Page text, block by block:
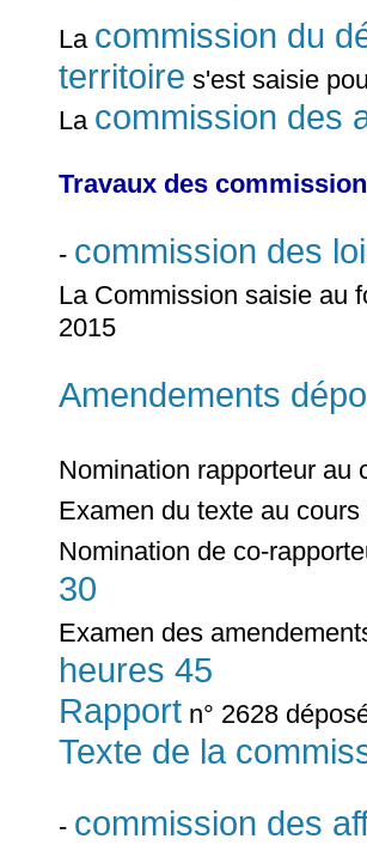
La commission du
territoire s'est saisie
La commission des
Travaux des
- commission des
La Commission saisie au
2015
Amendements
Nomination rapporteur
Examen du texte au
Nomination de co-
30
Examen des
heures 45
Rapport n° 2628
Texte de la
- commission des